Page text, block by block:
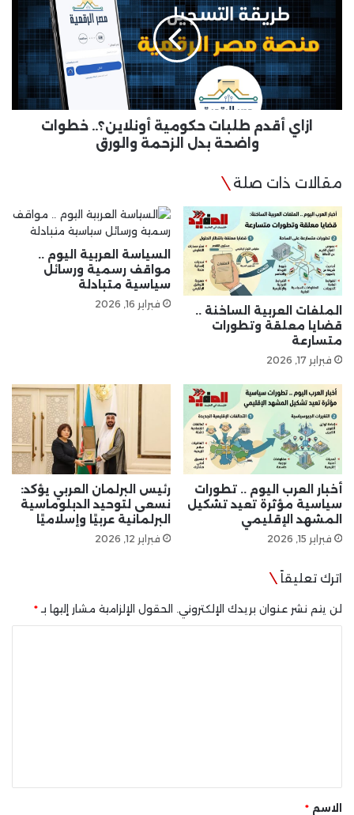
أونلاين؟..
واضحة
الزحمة
ازاي أقدم طلبات حكومية أونلاين؟.. خطوات
واضحة بدل الزحمة والورق
مقالات ذات صلة
الملفات العربية الساخنة ..
قضايا معلقة وتطورات
متسارعة
فبراير 17, 2026
السياسة العربية اليوم ..
مواقف رسمية ورسائل
سياسية متبادلة
فبراير 16, 2026
أخبار العرب اليوم .. تطورات
سياسية مؤثرة تعيد تشكيل
المشهد الإقليمي
فبراير 15, 2026
رئيس البرلمان العربي يؤكد:
نسعى لتوحيد الدبلوماسية
البرلمانية عربيًا وإسلاميًا
فبراير 12, 2026
اترك تعليقاً
لن يتم نشر عنوان بريدك الإلكتروني. الحقول الإلزامية مشار إليها بـ *
*الاسم *